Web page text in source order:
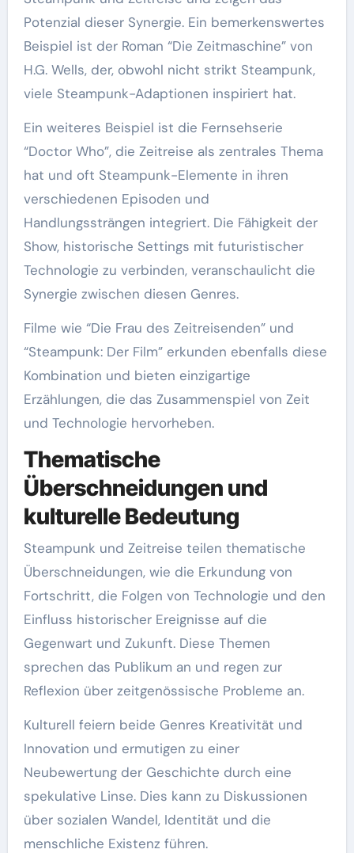
Potenzial dieser Synergie. Ein bemerkenswertes
Beispiel ist der Roman “Die Zeitmaschine” von
H.G. Wells, der, obwohl nicht strikt Steampunk,
viele Steampunk-Adaptionen inspiriert hat.
Ein weiteres Beispiel ist die Fernsehserie
“Doctor Who”, die Zeitreise als zentrales Thema
hat und oft Steampunk-Elemente in ihren
verschiedenen Episoden und
Handlungssträngen integriert. Die Fähigkeit der
Show, historische Settings mit futuristischer
Technologie zu verbinden, veranschaulicht die
Synergie zwischen diesen Genres.
Filme wie “Die Frau des Zeitreisenden” und
“Steampunk: Der Film” erkunden ebenfalls diese
Kombination und bieten einzigartige
Erzählungen, die das Zusammenspiel von Zeit
und Technologie hervorheben.
Thematische
Überschneidungen und
kulturelle Bedeutung
Steampunk und Zeitreise teilen thematische
Überschneidungen, wie die Erkundung von
Fortschritt, die Folgen von Technologie und den
Einfluss historischer Ereignisse auf die
Gegenwart und Zukunft. Diese Themen
sprechen das Publikum an und regen zur
Reflexion über zeitgenössische Probleme an.
Kulturell feiern beide Genres Kreativität und
Innovation und ermutigen zu einer
Neubewertung der Geschichte durch eine
spekulative Linse. Dies kann zu Diskussionen
über sozialen Wandel, Identität und die
menschliche Existenz führen.